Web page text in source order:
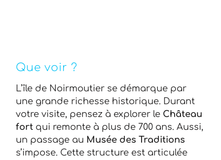
Que voir ?
L’île de Noirmoutier se démarque par
une grande richesse historique. Durant
votre visite, pensez à explorer le Château
fort qui remonte à plus de 700 ans. Aussi,
un passage au Musée des Traditions
s’impose. Cette structure est articulée